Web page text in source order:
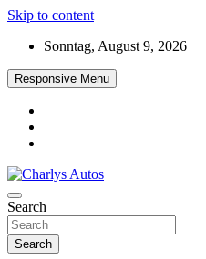
Skip to content
Sonntag, August 9, 2026
Responsive Menu
Charlys Autos
Das neue Automagazin – global.
Search
Search